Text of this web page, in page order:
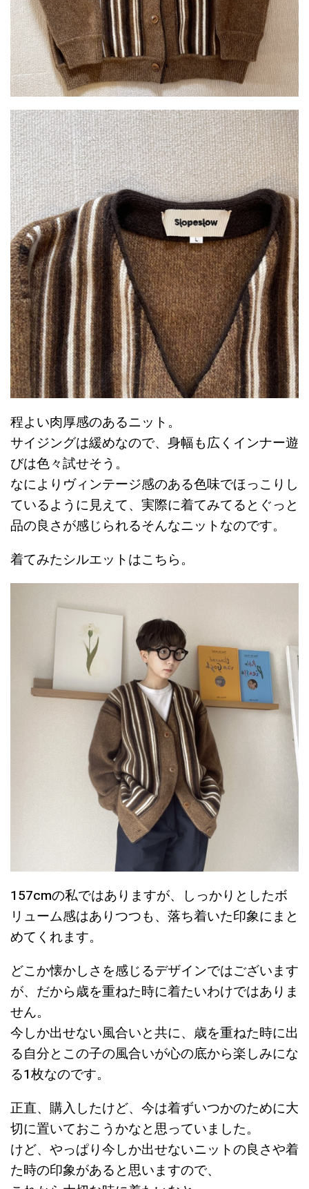
程よい肉厚感のあるニット。
サイジングは緩めなので、身幅も広くインナー遊
びは色々試せそう。
なによりヴィンテージ感のある色味でほっこりし
ているように見えて、実際に着てみてるとぐっと
品の良さが感じられるそんなニットなのです。
着てみたシルエットはこちら。
157cmの私ではありますが、しっかりとしたボ
リューム感はありつつも、落ち着いた印象にまと
めてくれます。
どこか懐かしさを感じるデザインではございます
が、だから歳を重ねた時に着たいわけではありま
せん。
今しか出せない風合いと共に、歳を重ねた時に出
る自分とこの子の風合いが心の底から楽しみにな
る1枚なのです。
正直、購入したけど、今は着ずいつかのために大
切に置いておこうかなと思っていました。
けど、やっぱり今しか出せないニットの良さや着
た時の印象があると思いますので、